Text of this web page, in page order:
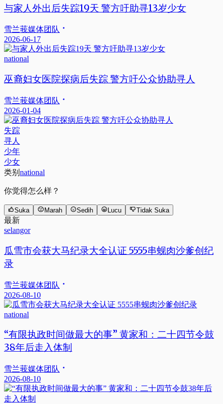
与家人外出后失踪19天 警方吁助寻13岁少女
雪兰莪媒体团队
2026-06-17
national
巫裔妇女医院探病后失踪 警方吁公众协助寻人
雪兰莪媒体团队
2026-01-04
失踪
寻人
少年
少女
类别 national
你觉得怎么样？
Suka Marah Sedih Lucu Tidak Suka
最新
selangor
瓜雪市会获大马纪录大全认证 5555串蚬肉沙爹创纪
录
雪兰莪媒体团队
2026-08-10
national
“有限执政时间做最大的事” 黄家和：二十四节令鼓
38年后走入体制
雪兰莪媒体团队
2026-08-10